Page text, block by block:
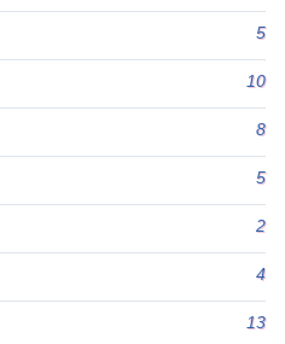
5
10
8
5
2
4
13